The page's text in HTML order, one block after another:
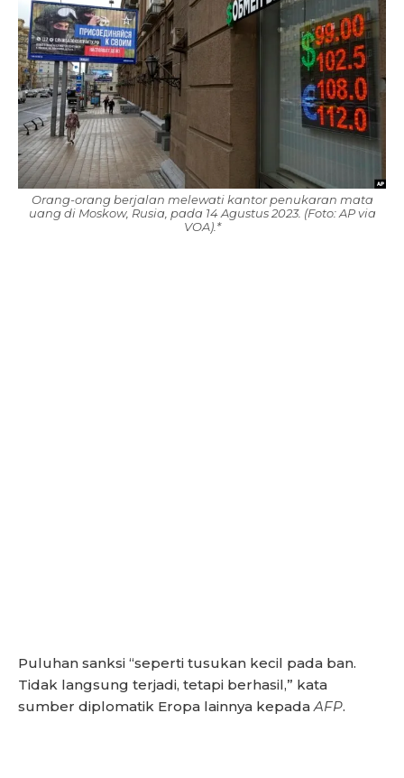
Orang-orang berjalan melewati kantor penukaran mata
uang di Moskow, Rusia, pada 14 Agustus 2023. (Foto: AP via
VOA).*
Puluhan sanksi “seperti tusukan kecil pada ban.
Tidak langsung terjadi, tetapi berhasil,” kata
sumber diplomatik Eropa lainnya kepadaAFP.